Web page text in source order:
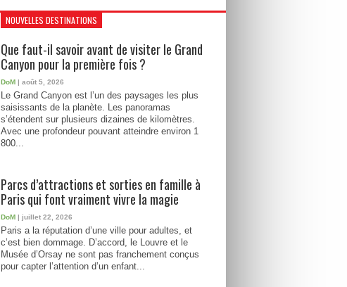
NOUVELLES DESTINATIONS
Que faut-il savoir avant de visiter le Grand
Canyon pour la première fois ?
DoM | août 5, 2026
Le Grand Canyon est l’un des paysages les plus
saisissants de la planète. Les panoramas
s’étendent sur plusieurs dizaines de kilomètres.
Avec une profondeur pouvant atteindre environ 1
800...
Parcs d’attractions et sorties en famille à
Paris qui font vraiment vivre la magie
DoM | juillet 22, 2026
Paris a la réputation d’une ville pour adultes, et
c’est bien dommage. D’accord, le Louvre et le
Musée d’Orsay ne sont pas franchement conçus
pour capter l’attention d’un enfant...